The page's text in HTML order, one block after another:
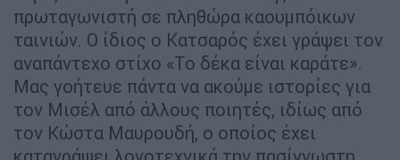
πρωταγωνιστή σε πληθώρα καουµπόικων
ταινιών. Ο ίδιος ο Κατσαρός έχει γράψει τον
αναπάντεχο στίχο «Το δέκα είναι καράτε».
Μας γοήτευε πάντα να ακούµε ιστορίες για
τον Μισέλ από άλλους ποιητές, ιδίως από
τον Κώστα Μαυρουδή, ο οποίος έχει